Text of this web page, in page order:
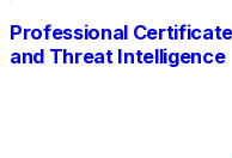
Professional
and Threat Intelligence